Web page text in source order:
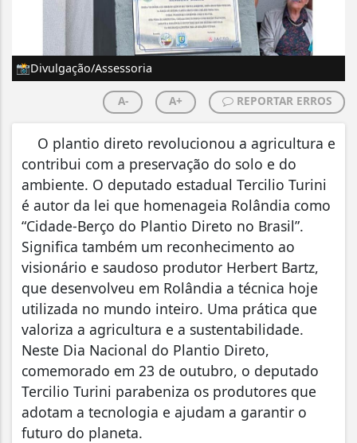
📸Divulgação/Assessoria
A- A+ REPORTAR ERROS
O plantio direto revolucionou a agricultura e
contribui com a preservação do solo e do
ambiente. O deputado estadual Tercilio Turini
é autor da lei que homenageia Rolândia como
“Cidade-Berço do Plantio Direto no Brasil”.
Significa também um reconhecimento ao
visionário e saudoso produtor Herbert Bartz,
que desenvolveu em Rolândia a técnica hoje
utilizada no mundo inteiro. Uma prática que
valoriza a agricultura e a sustentabilidade.
Neste Dia Nacional do Plantio Direto,
comemorado em 23 de outubro, o deputado
Tercilio Turini parabeniza os produtores que
adotam a tecnologia e ajudam a garantir o
futuro do planeta.